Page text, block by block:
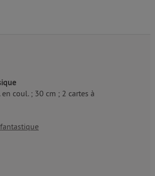
coul. ; 30 cm ; 2 cartes à